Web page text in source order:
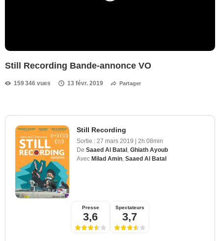
Still Recording Bande-annonce VO
159 346 vues 13 févr. 2019 Partager
Still Recording
Sortie : 27 mars 2019 | 2h 08min
De Saaed Al Batal Ghiath Ayoub
Avec Milad Amin Saaed Al Batal
Presse
3,6
Spectateurs
3,7